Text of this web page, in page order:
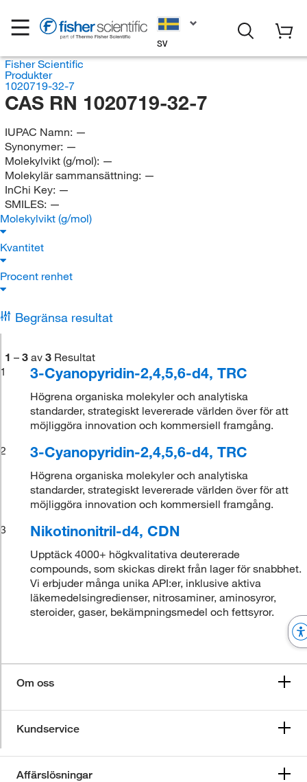
SV
Fisher Scientific
Produkter
1020719-32-7
CAS RN 1020719-32-7
IUPAC Namn: —
Synonymer: —
Molekylvikt (g/mol): —
Molekylär sammansättning: —
InChi Key: —
SMILES: —
Molekylvikt (g/mol)
Kvantitet
Procent renhet
Begränsa resultat
1 – 3 av 3 Resultat
1
3-Cyanopyridin-2,4,5,6-d4, TRC
Högrena organiska molekyler och analytiska
standarder, strategiskt levererade världen över för att
möjliggöra innovation och kommersiell framgång.
2
3-Cyanopyridin-2,4,5,6-d4, TRC
Högrena organiska molekyler och analytiska
standarder, strategiskt levererade världen över för att
möjliggöra innovation och kommersiell framgång.
3
Nikotinonitril-d4, CDN
Upptäck 4000+ högkvalitativa deutererade
compounds, som skickas direkt från lager för snabbhet.
Vi erbjuder många unika API:er, inklusive aktiva
läkemedelsingredienser, nitrosaminer, aminosyror,
steroider, gaser, bekämpningsmedel och fettsyror.
Om oss
Kundservice
Affärslösningar